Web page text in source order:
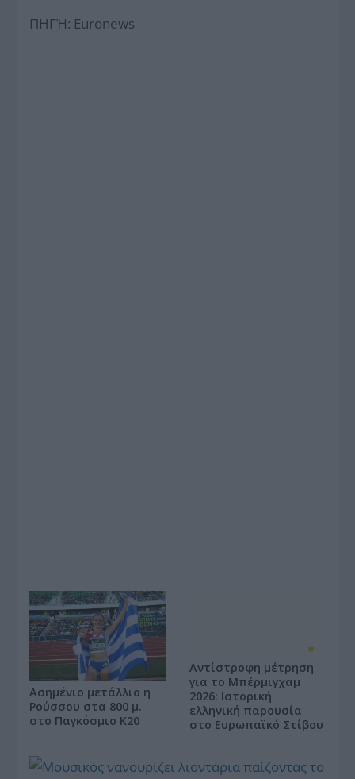
ΠΗΓΉ: Euronews
Ασημένιο μετάλλιο η
Ρούσσου στα 800 μ.
στο Παγκόσμιο Κ20
Αντίστροφη μέτρηση
για το Μπέρμιγχαμ
2026: Ιστορική
ελληνική παρουσία
στο Ευρωπαϊκό Στίβου